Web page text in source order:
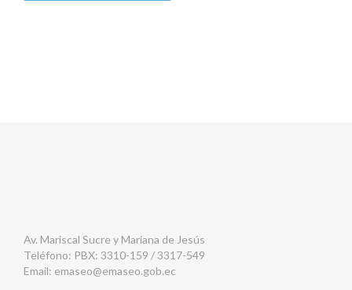
Av. Mariscal Sucre y Mariana de Jesús
Teléfono: PBX: 3310-159 / 3317-549
Email: emaseo@emaseo.gob.ec